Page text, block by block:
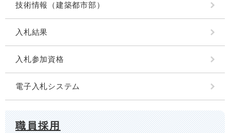
技術情報（建築都市部）
入札結果
入札参加資格
電子入札システム
職員採用